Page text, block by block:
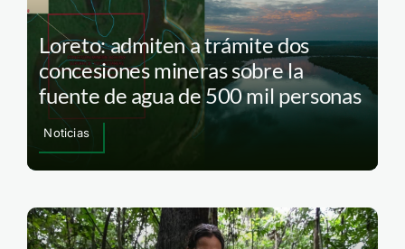
Loreto: admiten a trámite dos
concesiones mineras sobre la
fuente de agua de 500 mil personas
Noticias